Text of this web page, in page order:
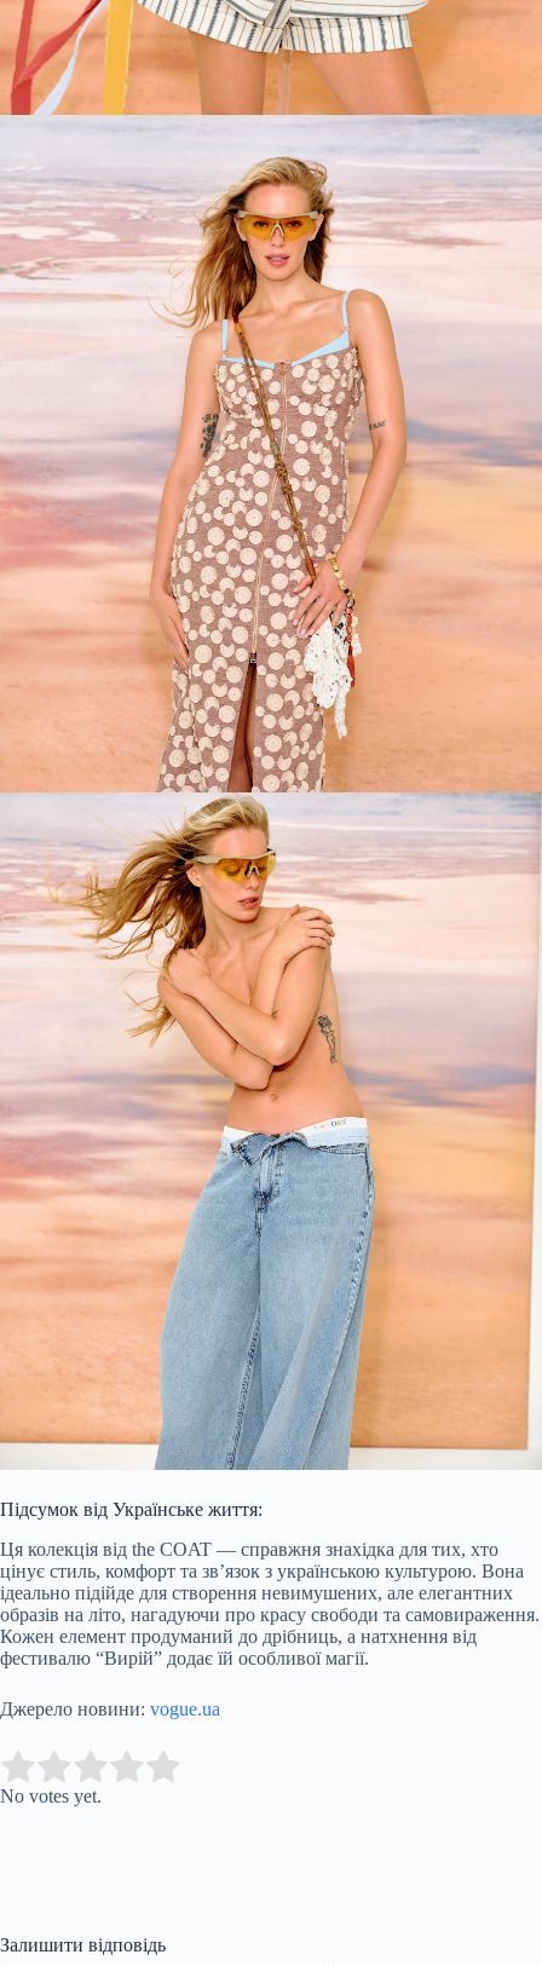
Підсумок від Українське життя:
Ця колекція від the COAT — справжня знахідка для тих, хто
цінує стиль, комфорт та зв’язок з українською культурою. Вона
ідеально підійде для створення невимушених, але елегантних
образів на літо, нагадуючи про красу свободи та самовираження.
Кожен елемент продуманий до дрібниць, а натхнення від
фестивалю “Вирій” додає їй особливої магії.
Джерело новини: vogue.ua
Rate this item:
No votes yet.
Залишити відповідь